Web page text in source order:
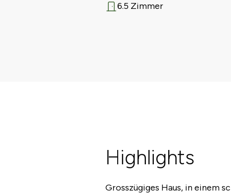
Anzahl Zimmer
6.5 Zimmer
Highlights
Grosszügiges Haus, in einem